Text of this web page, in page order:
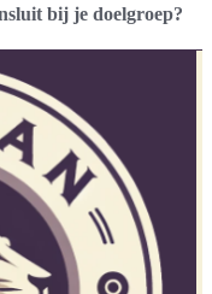
bij je doelgroep?